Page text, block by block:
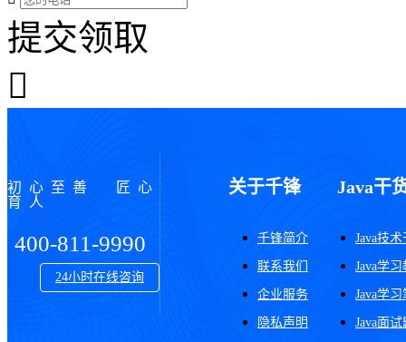
提交领取
初心至善 匠心
育人
400-811-9990
24小时在线咨询
关于千锋
千锋简介
联系我们
企业服务
隐私声明
Java干
Java技
Java学
Java学
Java面